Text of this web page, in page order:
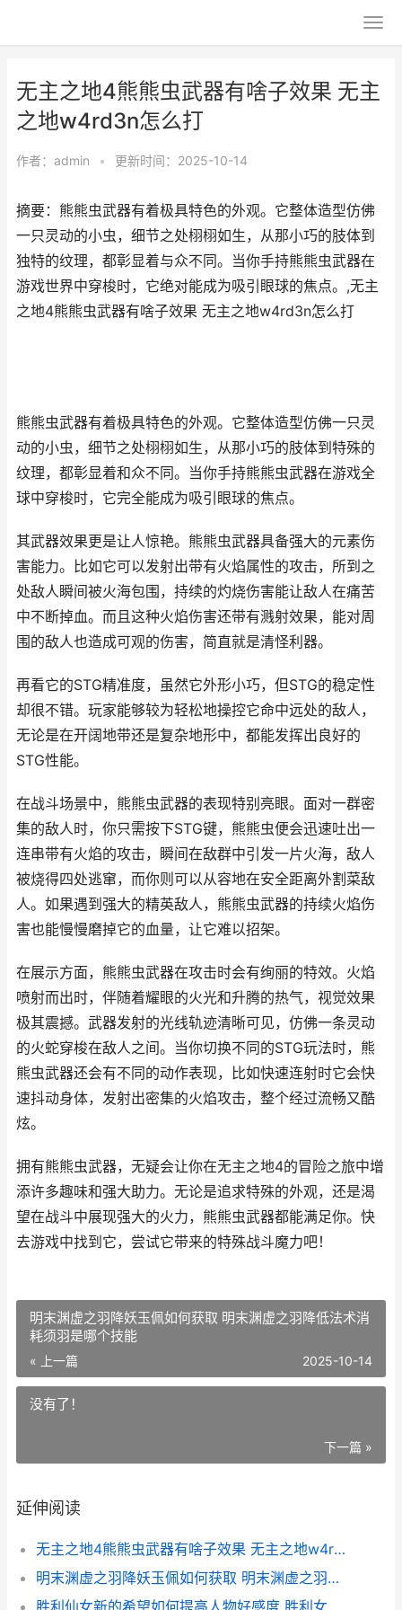
无主之地4熊熊虫武器有啥子效果 无主
之地w4rd3n怎么打
作者： admin • 更新时间：2025-10-14
摘要：熊熊虫武器有着极具特色的外观。它整体造型仿佛
一只灵动的小虫，细节之处栩栩如生，从那小巧的肢体到
独特的纹理，都彰显着与众不同。当你手持熊熊虫武器在
游戏世界中穿梭时，它绝对能成为吸引眼球的焦点。,无主
之地4熊熊虫武器有啥子效果 无主之地w4rd3n怎么打
熊熊虫武器有着极具特色的外观。它整体造型仿佛一只灵
动的小虫，细节之处栩栩如生，从那小巧的肢体到特殊的
纹理，都彰显着和众不同。当你手持熊熊虫武器在游戏全
球中穿梭时，它完全能成为吸引眼球的焦点。
其武器效果更是让人惊艳。熊熊虫武器具备强大的元素伤
害能力。比如它可以发射出带有火焰属性的攻击，所到之
处敌人瞬间被火海包围，持续的灼烧伤害能让敌人在痛苦
中不断掉血。而且这种火焰伤害还带有溅射效果，能对周
围的敌人也造成可观的伤害，简直就是清怪利器。
再看它的STG精准度，虽然它外形小巧，但STG的稳定性
却很不错。玩家能够较为轻松地操控它命中远处的敌人，
无论是在开阔地带还是复杂地形中，都能发挥出良好的
STG性能。
在战斗场景中，熊熊虫武器的表现特别亮眼。面对一群密
集的敌人时，你只需按下STG键，熊熊虫便会迅速吐出一
连串带有火焰的攻击，瞬间在敌群中引发一片火海，敌人
被烧得四处逃窜，而你则可以从容地在安全距离外割菜敌
人。如果遇到强大的精英敌人，熊熊虫武器的持续火焰伤
害也能慢慢磨掉它的血量，让它难以招架。
在展示方面，熊熊虫武器在攻击时会有绚丽的特效。火焰
喷射而出时，伴随着耀眼的火光和升腾的热气，视觉效果
极其震撼。武器发射的光线轨迹清晰可见，仿佛一条灵动
的火蛇穿梭在敌人之间。当你切换不同的STG玩法时，熊
熊虫武器还会有不同的动作表现，比如快速连射时它会快
速抖动身体，发射出密集的火焰攻击，整个经过流畅又酷
炫。
拥有熊熊虫武器，无疑会让你在无主之地4的冒险之旅中增
添许多趣味和强大助力。无论是追求特殊的外观，还是渴
望在战斗中展现强大的火力，熊熊虫武器都能满足你。快
去游戏中找到它，尝试它带来的特殊战斗魔力吧！
明末渊虚之羽降妖玉佩如何获取 明末渊虚之羽降低法术消
耗须羽是哪个技能
« 上一篇 2025-10-14
没有了！
下一篇 »
延伸阅读
无主之地4熊熊虫武器有啥子效果 无主之地w4rd3n怎么打
明末渊虚之羽降妖玉佩如何获取 明末渊虚之羽降低法术消耗须羽是哪个技能